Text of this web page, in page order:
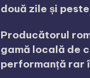
două zile și
Producătorul
gamă locală de
performanță rar